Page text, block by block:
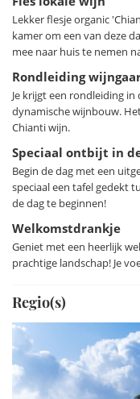
de omgeving, zoals
en Florence, maar ook
makkelijk te bereiken
Lekker flesje organic
kamer om een van deze
mee naar huis te nemen
Rondleiding
Je krijgt een rondleiding
dynamische wijnbouw.
Chianti wijn.
Speciaal ontbijt in
Begin de dag met een
speciaal een tafel gedekt
de dag te beginnen!
Welkomstdrankje
Geniet met een heerlijk
prachtige landschap! Je
Regio(s)